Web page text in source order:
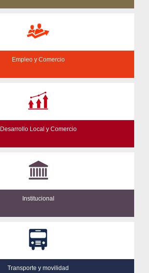
Empleo y Comercio
Desarrollo Local y Comercio
Institucional
Transporte y movilidad